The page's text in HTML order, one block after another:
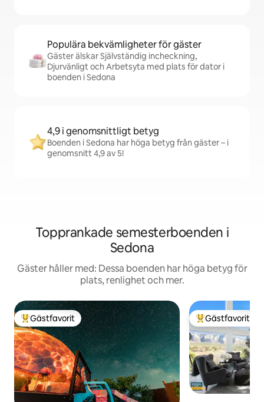
Populära bekvämligheter för gäster
Gäster älskar Självständig incheckning,
Djurvänligt och Arbetsyta med plats för dator i
boenden i Sedona
4,9 i genomsnittligt betyg
Boenden i Sedona har höga betyg från gäster – i
genomsnitt 4,9 av 5!
Topprankade semesterboenden i
Sedona
Gäster håller med: Dessa boenden har höga betyg för
plats, renlighet och mer.
Populär gästfavorit
Gästfavorit Populär
Gästfavorit